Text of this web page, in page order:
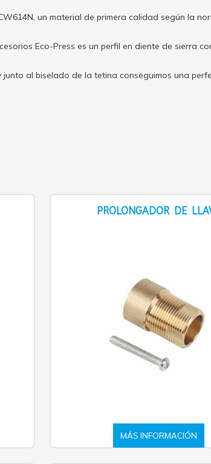
un material de primera calidad según la
Eco-Press es un perfil en diente de sierra
al biselado de la tetina conseguimos una
PROLONGADOR DE
MÁS INFORMACIÓN